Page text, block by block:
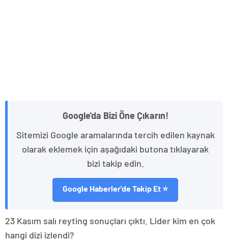
Google'da Bizi Öne Çıkarın!
Sitemizi Google aramalarında tercih edilen kaynak
olarak eklemek için aşağıdaki butona tıklayarak
bizi takip edin.
Google Haberler'de Takip Et ⭐
23 Kasım salı reyting sonuçları çıktı. Lider kim en çok
hangi dizi izlendi?